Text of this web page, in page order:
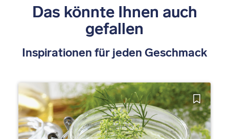
Das könnte Ihnen auch
gefallen
Inspirationen für jeden Geschmack